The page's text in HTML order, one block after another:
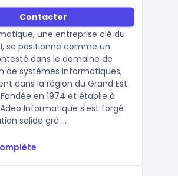
Contacter
une entreprise clé du
se positionne comme un
dans le domaine de
de systèmes informatiques,
dans la région du Grand Est
en 1974 et établie à
Informatique s'est forgé
solide grâ ...